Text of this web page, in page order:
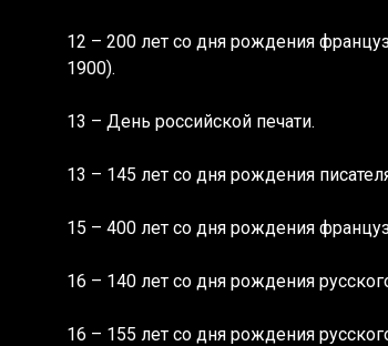
12 – 200 лет со дня рождения
1900).
13 – День российской печати.
13 – 145 лет со дня рождения
15 – 400 лет со дня рождения
16 – 140 лет со дня рождения
16 – 155 лет со дня рождения